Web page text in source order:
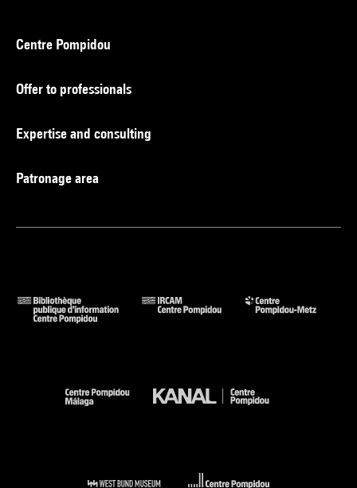
Centre Pompidou
Offer to professionals
Expertise and consulting
Patronage area